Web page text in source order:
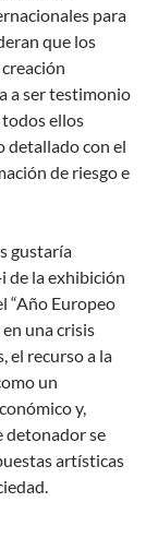
para
que los
a ser testimonio
todos ellos
detallado con el
de riesgo e
gustaría
de la exhibición
“Año Europeo
una crisis
el recurso a la
un
y,
detonador se
artísticas